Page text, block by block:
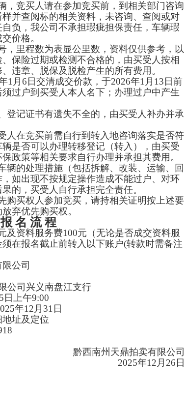
，竞买人请在参加竞买前，到相关部门咨询
并查阅标的相关资料，未咨询、查阅或对
负，我公司不承担瑕疵担保责任，车辆瑕
价格。
，里程数为表显公里数，资料仅供参考，以
保险过期或检测不合格的，由买受人按相
违章、脱保及脱检产生的所有费用。
1月6日交清成交价款，于2026年1月13日前
过户到买受人本人名下；办理过户中产生
登记证书有遗失不全的，由买受人补办并承
人在竞买前需自行到转入地咨询落实是否符
是否可以办理转移登记（转入），由买受
政策等相关要求自行办理并承担其费用。
辆的处理措施（包括拆解、改装、运输、回
如出现不按规定操作造成不能过户、对环
的，买受人自行承担完全责任。
购买权人参加竞买，请持相关证明按上述要
弃优先购买权。
报 名 流 程
及资料服务费100元（无论是否成交资料服
在报名截止前转入以下账户(转款时需备注
公司
公司兴义南盘江支行
5 日 上午9:00
年12月 31 日
址及定位
黔西南州天鼎拍卖有限公司
2025年12月 26 日